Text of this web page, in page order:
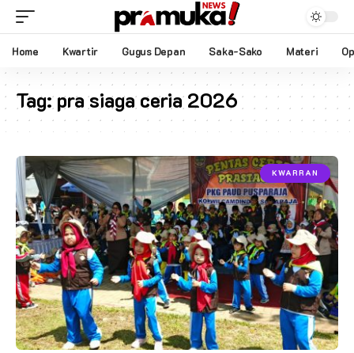
Home Kwartir Gugus Depan Saka-Sako Materi
Tag:pra siaga ceria 2026
KWARRAN